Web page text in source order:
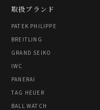
取扱ブランド
PATEK PHILIPPE
BREITLING
GRAND SEIKO
IWC
PANERAI
TAG HEUER
BALL WATCH